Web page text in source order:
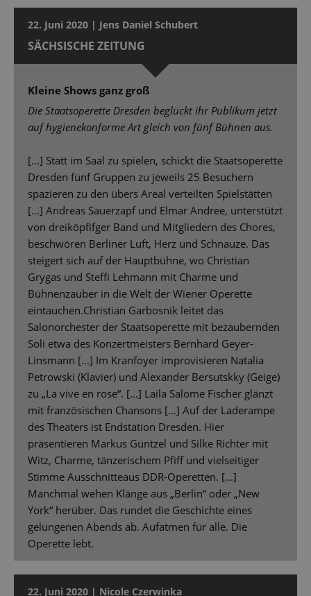
22. Juni 2020 | Jens Daniel Schubert
SÄCHSISCHE ZEITUNG
Kleine Shows ganz groß
Die Staatsoperette Dresden beglückt ihr Publikum jetzt
auf hygienekonforme Art gleich von fünf Bühnen aus.
[...] Statt im Saal zu spielen, schickt die Staatsoperette
Dresden fünf Gruppen zu jeweils 25 Besuchern
spazieren zu den übers Areal verteilten Spielstätten
[...] Andreas Sauerzapf und Elmar Andree, unterstützt
von dreiköpfifger Band und Mitgliedern des Chores,
beschwören Berliner Luft, Herz und Schnauze. Das
steigert sich auf der Hauptbühne, wo Christian
Grygas und Steffi Lehmann mit Charme und
Bühnenzauber in die Welt der Wiener Operette
eintauchen.Christian Garbosnik leitet das
Salonorchester der Staatsoperette mit bezaubernden
Soli etwa des Konzertmeisters Bernhard Geyer-
Linsmann [...] Im Kranfoyer improvisieren Natalia
Petrowski (Klavier) und Alexander Bersutskky (Geige)
zu „La vive en rose“. [...] Laila Salome Fischer glänzt
mit französischen Chansons [...] Auf der Laderampe
des Theaters ist Endstation Dresden. Hier
präsentieren Markus Güntzel und Silke Richter mit
Witz, Charme, tänzerischem Pfiff und vielseitiger
Stimme Ausschnitteaus DDR-Operetten. [...]
Manchmal wehen Klänge aus „Berlin“ oder „New
York“ herüber. Das rundet die Geschichte eines
gelungenen Abends ab. Aufatmen für alle. Die
Operette lebt.
22. Juni 2020 | Nicole Czerwinka